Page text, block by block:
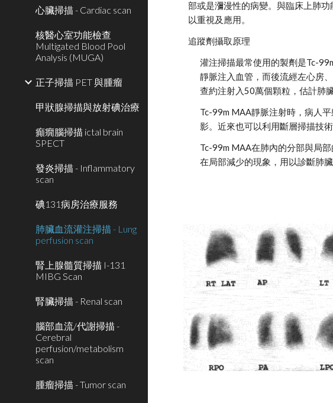
心臟掃描 - Cardiac scan
核醫心室功能檢查
Multigated Blood Pool
Analysis (MUGA)
正子掃描 PET 與腫瘤
甲狀腺掃描與放射碘治療
癲癇腦掃描 ictal brain
SPECT
發炎掃描 - Inflammatory
scan
碘131病房治療服務
肺臟血流灌注掃描 - Lung
perfusion scan
腎上腺髓質掃描 I-131
MIBG Scan
腎臟掃描 - Renal scan
腦部血流/代謝掃描 -
Cerebral
perfusion/metabolism
scan
腫瘤掃描 - Tumor scan
部或是瀰漫性的病變。與臨床上肺
以重視及應用。
追蹤劑攝取原理
灌注掃描最常使用的製劑是Tc-
靜脈注入血管，而後流經左心房
查約注射入50萬個顆粒，估計肺
Tc-99m MAA靜脈注射時，病人
影。近來也可以利用斷層掃描技
Tc-99m MAA在肺內的分部與局
在局部減少的現象，用以診斷肺